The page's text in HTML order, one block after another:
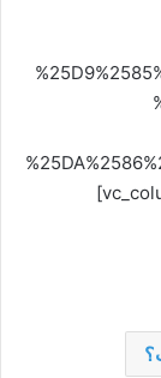
25D8%259F%2F||target:%20_blank|”][/vc_column]